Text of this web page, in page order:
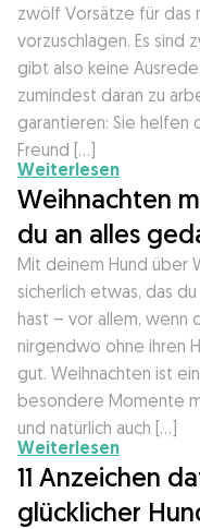
zwölf Vorsätze für das
vorzuschlagen. Es sind
gibt also keine
zumindest daran zu
garantieren: Sie helfen
Freund […]
Weiterlesen
Weihnachten
du an alles
Mit deinem Hund über
sicherlich etwas, das
hast – vor allem, wenn
nirgendwo ohne ihren
gut. Weihnachten ist
besondere Momente
und natürlich auch […]
Weiterlesen
11 Anzeichen
glücklicher